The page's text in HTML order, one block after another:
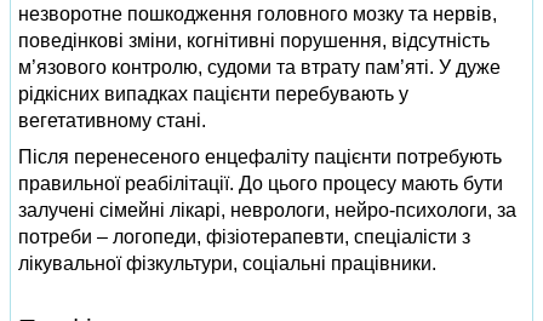
незворотне пошкодження головного мозку та нервів,
поведінкові зміни, когнітивні порушення, відсутність
м’язового контролю, судоми та втрату пам’яті. У дуже
рідкісних випадках пацієнти перебувають у
вегетативному стані.
Після перенесеного енцефаліту пацієнти потребують
правильної реабілітації. До цього процесу мають бути
залучені сімейні лікарі, неврологи, нейро-психологи, за
потреби – логопеди, фізіотерапевти, спеціалісти з
лікувальної фізкультури, соціальні працівники.